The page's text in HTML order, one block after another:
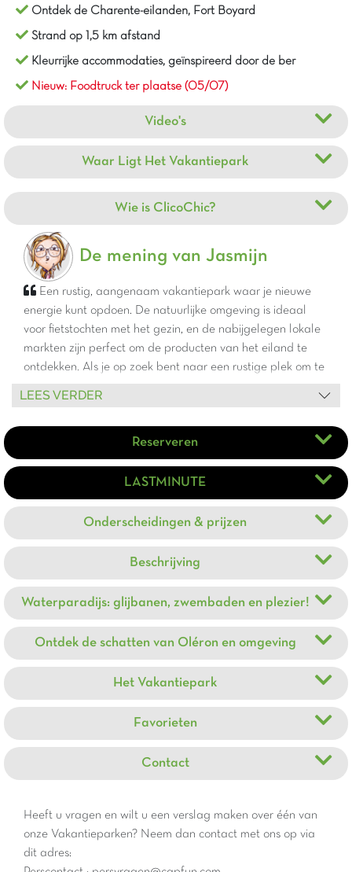
Ontdek de Charente-eilanden, Fort Boyard
Strand op 1,5 km afstand
Kleurrijke accommodaties, geïnspireerd door de ber
Nieuw: Foodtruck ter plaatse (05/07)
Video's
Waar Ligt Het Vakantiepark
Wie is ClicoChic?
De mening van Jasmijn
Een rustig, aangenaam vakantiepark waar je nieuwe
energie kunt opdoen. De natuurlijke omgeving is ideaal
voor fietstochten met het gezin, en de nabijgelegen lokale
markten zijn perfect om de producten van het eiland te
ontdekken. Als je op zoek bent naar een rustige plek om te
ontspannen, dan is dit de perfecte plek.
LEES VERDER
Reserveren
LASTMINUTE
Onderscheidingen & prijzen
Beschrijving
Waterparadijs: glijbanen, zwembaden en plezier!
Ontdek de schatten van Oléron en omgeving
Het Vakantiepark
Favorieten
Contact
Heeft u vragen en wilt u een verslag maken over één van
onze Vakantieparken? Neem dan contact met ons op via
dit adres: